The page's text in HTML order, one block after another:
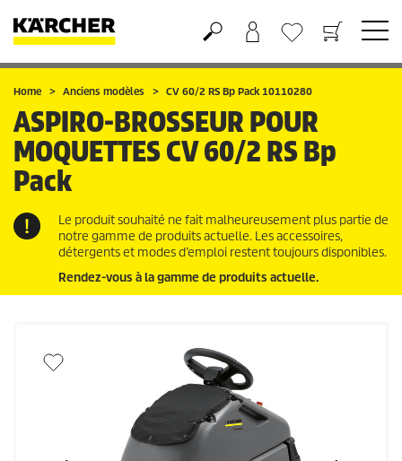
Panier
Mes Favoris
Home Anciens modèles CV 60/2 RS Bp Pack 10110280
ASPIRO-BROSSEUR POUR
MOQUETTESCV 60/2 RS Bp
Pack
Le produit souhaité ne fait malheureusement plus partie de
notre gamme de produits actuelle. Les accessoires,
détergents et modes d’emploi restent toujours disponibles.
Rendez-vous à la gamme de produits actuelle.